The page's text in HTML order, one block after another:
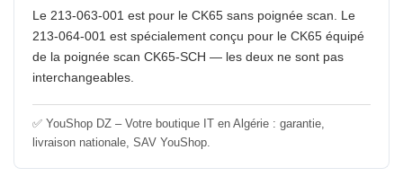
Le 213-063-001 est pour le CK65 sans poignée scan. Le
213-064-001 est spécialement conçu pour le CK65 équipé
de la poignée scan CK65-SCH — les deux ne sont pas
interchangeables.
✅ YouShop DZ – Votre boutique IT en Algérie : garantie,
livraison nationale, SAV YouShop.